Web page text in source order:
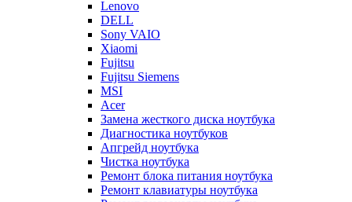
Lenovo
DELL
Sony VAIO
Xiaomi
Fujitsu
Fujitsu Siemens
MSI
Acer
Замена жесткого диска ноутбука
Диагностика ноутбуков
Апгрейд ноутбука
Чистка ноутбука
Ремонт блока питания ноутбука
Ремонт клавиатуры ноутбука